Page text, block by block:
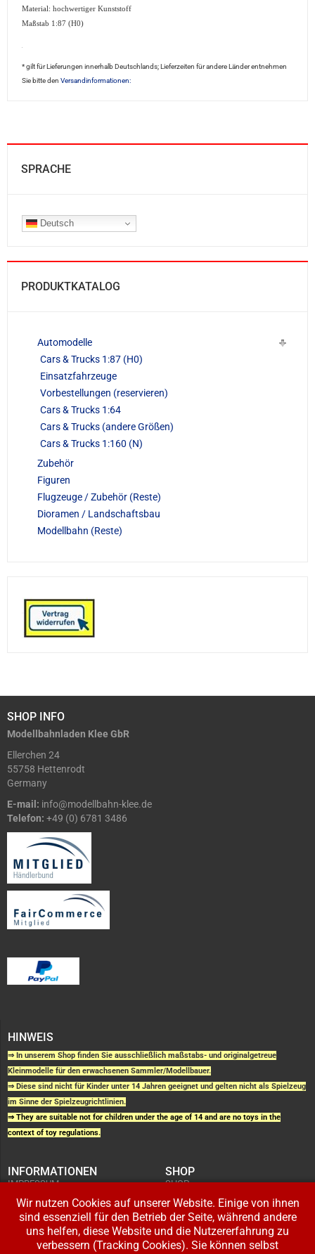
Material: hochwertiger Kunststoff
Maßstab 1:87 (H0)
* gilt für Lieferungen innerhalb Deutschlands; Lieferzeiten für andere Länder entnehmen
Sie bitte den Versandinformationen:
SPRACHE
Deutsch
PRODUKTKATALOG
Automodelle
Cars & Trucks 1:87 (H0)
Einsatzfahrzeuge
Vorbestellungen (reservieren)
Cars & Trucks 1:64
Cars & Trucks (andere Größen)
Cars & Trucks 1:160 (N)
Zubehör
Figuren
Flugzeuge / Zubehör (Reste)
Dioramen / Landschaftsbau
Modellbahn (Reste)
SHOP INFO
Modellbahnladen Klee GbR
Ellerchen 24
55758 Hettenrodt
Germany
E-mail: info@modellbahn-klee.de
Telefon: +49 (0) 6781 3486
HINWEIS
⇒ In unserem Shop finden Sie ausschließlich maßstabs- und originalgetreue
Kleinmodelle für den erwachsenen Sammler/Modellbauer.
⇒ Diese sind nicht für Kinder unter 14 Jahren geeignet und gelten nicht als Spielzeug
im Sinne der Spielzeugrichtlinien.
⇒ They are suitable not for children under the age of 14 and are no toys in the
context of toy regulations.
INFORMATIONEN
IMPRESSUM
KUNDENINFORMATIONEN
WIDERRUFSRECHT
DATENSCHUTZERKLÄRUNG
ZAHLUNG UND VERSAND
SHOP
SHOP
BESTELLUNGEN
ADRESSE BEARBEITEN
Wir nutzen Cookies auf unserer Website. Einige von ihnen
sind essenziell für den Betrieb der Seite, während andere
uns helfen, diese Website und die Nutzererfahrung zu
verbessern (Tracking Cookies). Sie können selbst